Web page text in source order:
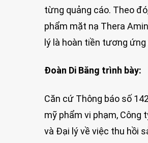
từng quảng cáo. Theo
phẩm mặt nạ Thera
lý là hoàn tiền tương
Đoàn Di Băng trình bày:
Căn cứ Thông báo số
mỹ phẩm vi phạm, Công
và Đại lý về việc thu hồi